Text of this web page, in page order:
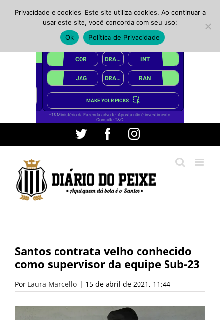
conteúdo
Twitter FacebookInstagram
Santos contrata velho conhecido
como supervisor da equipe Sub-23
Por Laura Marcello | 15 de abril de 2021, 11:44
Privacidade e cookies: Este site utiliza cookies. Ao continuar a
usar este site, você concorda com seu uso:
Ok
Política de Privacidade